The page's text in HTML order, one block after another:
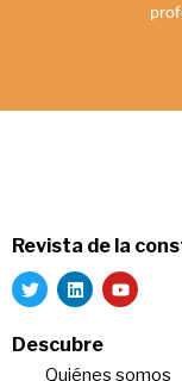
Revista de la
Descubre
Quiénes somos